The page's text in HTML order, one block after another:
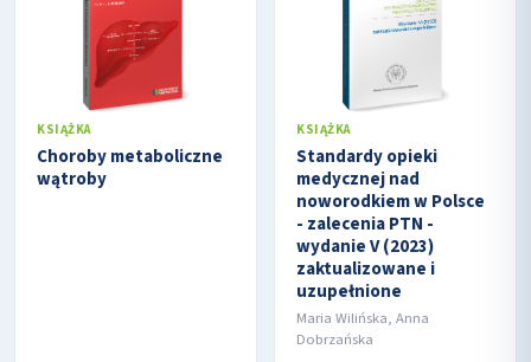
KSIĄŻKA
Choroby metaboliczne
wątroby
KSIĄŻKA
Standardy opieki
medycznej nad
noworodkiem w Polsce
- zalecenia PTN -
wydanie V (2023)
zaktualizowane i
uzupełnione
Maria Wilińska, Anna
Dobrzańska